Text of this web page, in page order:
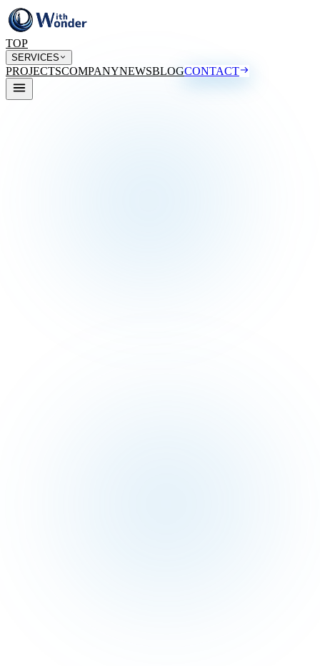
TOP
SERVICES
PROJECTSCOMPANYNEWSBLOGCONTACT